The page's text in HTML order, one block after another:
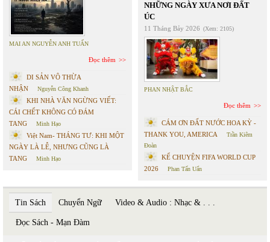
MAI AN NGUYỄN ANH TUẤN
Đọc thêm
DI SẢN VÔ THỪA
NHẬN
Nguyễn Công Khanh
KHI NHÀ VĂN NGỪNG VIẾT:
CÁI CHẾT KHÔNG CÓ ĐÁM
TANG
Minh Hạo
Việt Nam- THÁNG TƯ: KHI MỘT
NGÀY LÀ LỄ, NHƯNG CŨNG LÀ
TANG
Minh Hạo
NHỮNG NGÀY XƯA NƠI ĐẤT
ÚC
11 Tháng Bảy 2026 (Xem: 2105)
PHAN NHẬT BẮC
Đọc thêm
CÁM ƠN ĐẤT NƯỚC HOA KỲ -
THANK YOU, AMERICA
Trần Kiêm
Đoàn
KỂ CHUYỆN FIFA WORLD CUP
2026
Phan Tấn Uẩn
Tin Sách Chuyển Ngữ Video & Audio : Nhạc & . . .
Đọc Sách - Mạn Đàm